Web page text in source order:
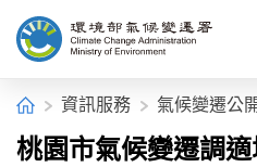
首頁資訊服務 氣候變遷公
桃園市氣候變遷調